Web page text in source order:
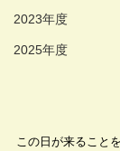
2023年度
2025年度
この日が来ること